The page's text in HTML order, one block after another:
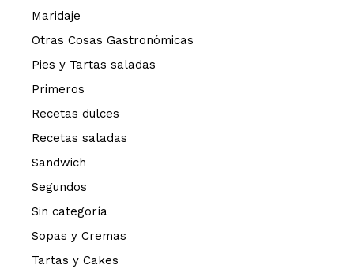
Maridaje
Otras Cosas Gastronómicas
Pies y Tartas saladas
Primeros
Recetas dulces
Recetas saladas
Sandwich
Segundos
Sin categoría
Sopas y Cremas
Tartas y Cakes